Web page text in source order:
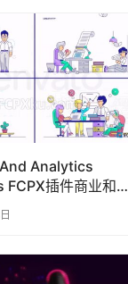
Analytics
插件商业和分
场景MG动画